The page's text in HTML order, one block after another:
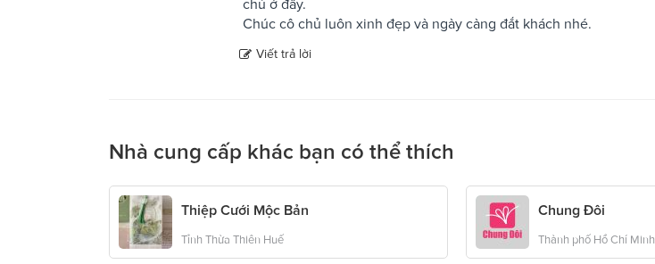
chủ ở đây.
Chúc cô chủ luôn xinh đẹp và ngày càng đắt khách nhé.
Viết trả lời
Nhà cung cấp khác bạn có thể thích
Thiệp Cưới Mộc Bản
Tỉnh Thừa Thiên Huế
Chung Đôi
Thành phố Hồ Chí Minh